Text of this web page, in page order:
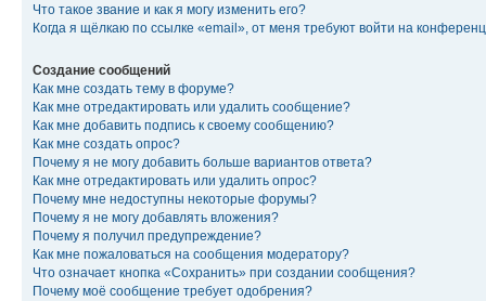
Что такое звание и как я могу изменить его?
Когда я щёлкаю по ссылке «email», от меня требуют войти на
Создание сообщений
Как мне создать тему в форуме?
Как мне отредактировать или удалить сообщение?
Как мне добавить подпись к своему сообщению?
Как мне создать опрос?
Почему я не могу добавить больше вариантов ответа?
Как мне отредактировать или удалить опрос?
Почему мне недоступны некоторые форумы?
Почему я не могу добавлять вложения?
Почему я получил предупреждение?
Как мне пожаловаться на сообщения модератору?
Что означает кнопка «Сохранить» при создании сообщения?
Почему моё сообщение требует одобрения?